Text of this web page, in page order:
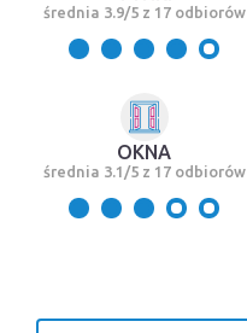
średnia 3.9/5 z 17 odbiorów
OKNA
średnia 3.1/5 z 17 odbiorów